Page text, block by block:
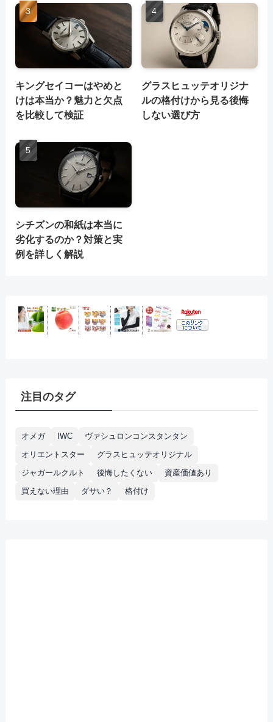
キングセイコーはやめと
けは本当か？魅力と欠点
を比較して検証
グラスヒュッテオリジナ
ルの格付けから見る後悔
しない選び方
シチズンの和紙は本当に
劣化するのか？対策と実
例を詳しく解説
注目のタグ
オメガ IWC
ヴァシュロンコンスタンタン
オリエントスター
グラスヒュッテオリジナル
ジャガールクルト
後悔したくない
資産価値あり
買えない理由
ダサい？ 格付け